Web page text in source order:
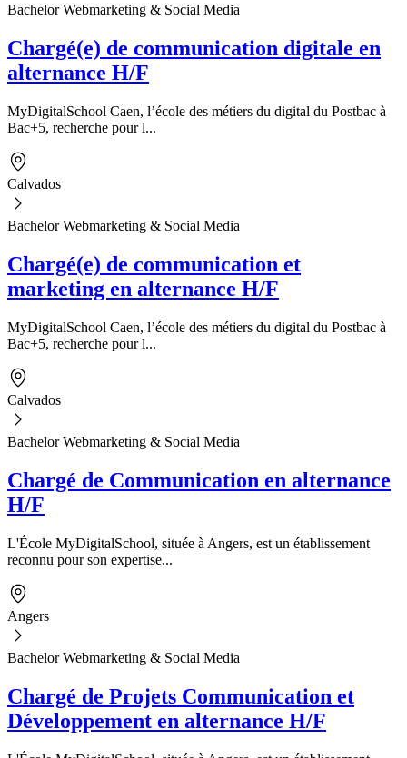
Bachelor Webmarketing & Social Media
Chargé(e) de communication digitale en
alternance H/F
MyDigitalSchool Caen, l’école des métiers du digital du Postbac à
Bac+5, recherche pour l...
Calvados
Bachelor Webmarketing & Social Media
Chargé(e) de communication et
marketing en alternance H/F
MyDigitalSchool Caen, l’école des métiers du digital du Postbac à
Bac+5, recherche pour l...
Calvados
Bachelor Webmarketing & Social Media
Chargé de Communication en alternance
H/F
L'École MyDigitalSchool, située à Angers, est un établissement
reconnu pour son expertise...
Angers
Bachelor Webmarketing & Social Media
Chargé de Projets Communication et
Développement en alternance H/F